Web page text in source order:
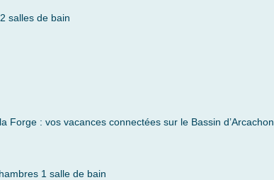
salles de bain
Forge : vos vacances connectées sur le Bassin d’Arcachon
1 salle de bain